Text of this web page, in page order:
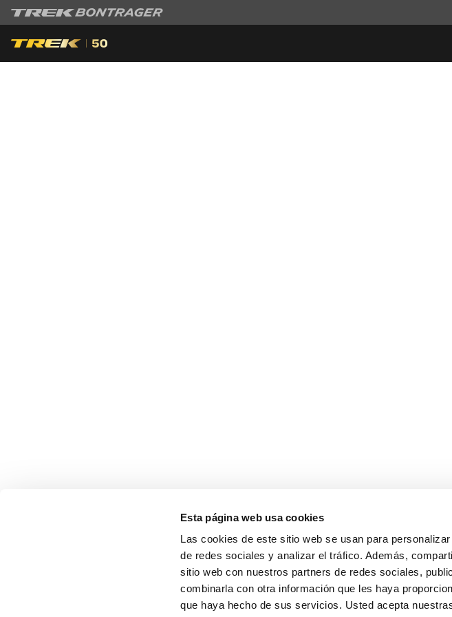
Esta página web usa cookies
Las cookies de este sitio web se usan para
de redes sociales y analizar el tráfico. Además,
sitio web con nuestros partners de redes sociales,
combinarla con otra información que les haya
que haya hecho de sus servicios. Usted acepta